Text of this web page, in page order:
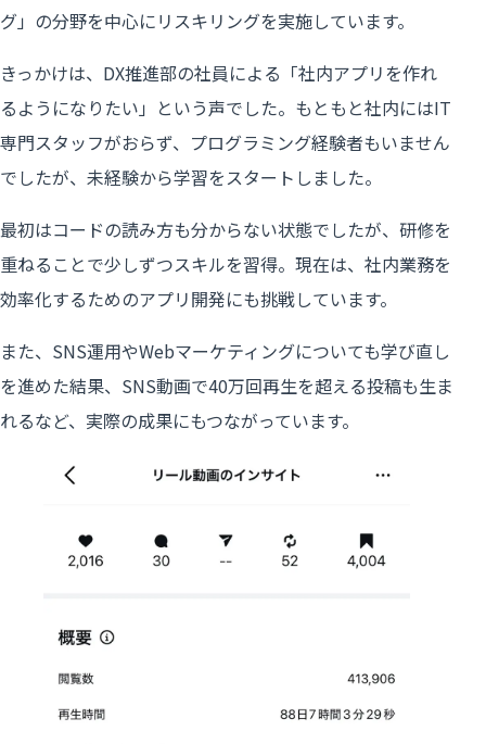
グ」の分野を中心にリスキリングを実施しています。
きっかけは、DX推進部の社員による「社内アプリを作れ
るようになりたい」という声でした。もともと社内にはIT
専門スタッフがおらず、プログラミング経験者もいません
でしたが、未経験から学習をスタートしました。
最初はコードの読み方も分からない状態でしたが、研修を
重ねることで少しずつスキルを習得。現在は、社内業務を
効率化するためのアプリ開発にも挑戦しています。
また、SNS運用やWebマーケティングについても学び直し
を進めた結果、SNS動画で40万回再生を超える投稿も生ま
れるなど、実際の成果にもつながっています。